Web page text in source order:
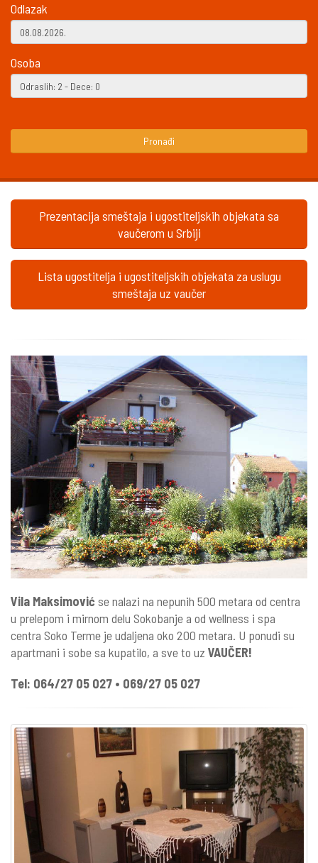
Odlazak
Osoba
Pronađi
Prezentacija smeštaja i ugostiteljskih objekata sa
vaučerom u Srbiji
Lista ugostitelja i ugostiteljskih objekata za uslugu
smeštaja uz vaučer
Vila Maksimovićse nalazi na nepunih 500 metara od centra
u prelepom i mirnom delu Sokobanje a od wellness i spa
centra Soko Terme je udaljena oko 200 metara. U ponudi su
apartmani i sobe sa kupatilo, a sve to uz VAUČER!
Tel: 064/27 05 027 • 069/27 05 027